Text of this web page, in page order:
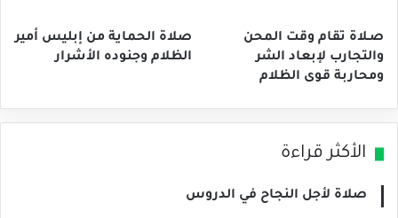
صـلاة تقام وقت المحن
والتجارب لإبعاد الشر
ومحاربة قوى الظلام
صلاة الحماية من إبليس أمير
الظلام وجنوده الأشرار
الأكثر قراءة
صلاة لأجل النجاح في الدروس